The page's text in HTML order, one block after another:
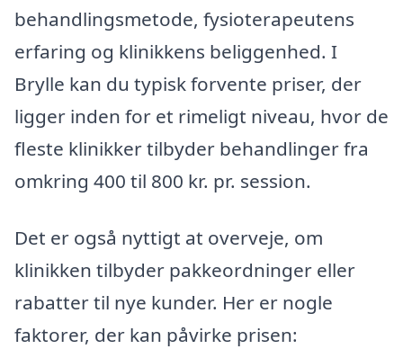
behandlingsmetode, fysioterapeutens
erfaring og klinikkens beliggenhed. I
Brylle kan du typisk forvente priser, der
ligger inden for et rimeligt niveau, hvor de
fleste klinikker tilbyder behandlinger fra
omkring 400 til 800 kr. pr. session.
Det er også nyttigt at overveje, om
klinikken tilbyder pakkeordninger eller
rabatter til nye kunder. Her er nogle
faktorer, der kan påvirke prisen: